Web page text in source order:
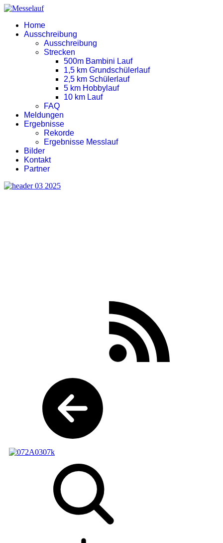
Home
Ausschreibung
Ausschreibung
Strecken
500m Bambini Lauf
1,5 km Grundschülerlauf
2,5 km Schülerlauf
5 km Hobbylauf
10 km Lauf
FAQ
Meldungen
Ergebnisse
Rekorde
Ergebnisse Messlauf
Bilder
Kontakt
Partner